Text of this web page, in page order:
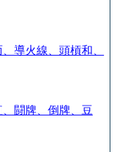
導火線、頭槓和、
闘牌、倒牌、豆